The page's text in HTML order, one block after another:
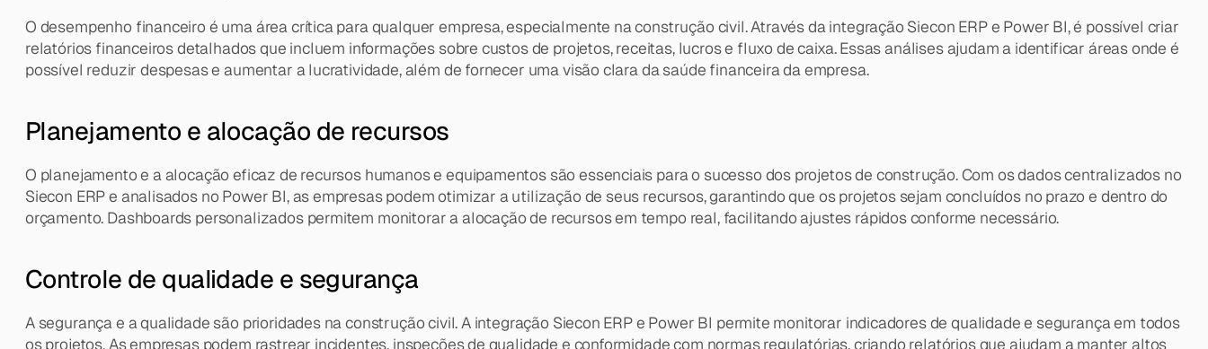
O desempenho financeiro é uma área crítica para qualquer empresa, especialmente na construção civil. Através da integração Siecon ERP e Power BI, é possível criar
relatórios financeiros detalhados que incluem informações sobre custos de projetos, receitas, lucros e fluxo de caixa. Essas análises ajudam a identificar áreas onde é
possível reduzir despesas e aumentar a lucratividade, além de fornecer uma visão clara da saúde financeira da empresa.
Planejamento e alocação de recursos
O planejamento e a alocação eficaz de recursos humanos e equipamentos são essenciais para o sucesso dos projetos de construção. Com os dados centralizados no
Siecon ERP e analisados no Power BI, as empresas podem otimizar a utilização de seus recursos, garantindo que os projetos sejam concluídos no prazo e dentro do
orçamento. Dashboards personalizados permitem monitorar a alocação de recursos em tempo real, facilitando ajustes rápidos conforme necessário.
Controle de qualidade e segurança
A segurança e a qualidade são prioridades na construção civil. A integração Siecon ERP e Power BI permite monitorar indicadores de qualidade e segurança em todos
os projetos. As empresas podem rastrear incidentes, inspeções de qualidade e conformidade com normas regulatórias, criando relatórios que ajudam a manter altos